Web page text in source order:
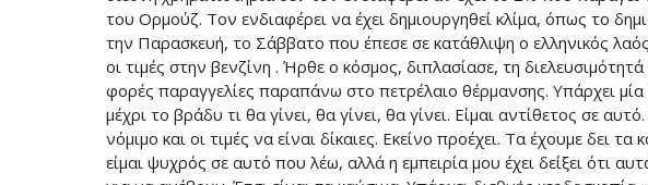
του Ορμούζ. Τον ενδιαφέρει να έχει δημιουργηθεί κλίμα, όπως το
την Παρασκευή, το Σάββατο που έπεσε σε κατάθλιψη ο ελληνικός
οι τιμές στην βενζίνη . Ήρθε ο κόσμος, διπλασίασε, τη
φορές παραγγελίες παραπάνω στο πετρέλαιο θέρμανσης. Υπάρχει
μέχρι το βράδυ τι θα γίνει, θα γίνει, θα γίνει. Είμαι αντίθετος σε
νόμιμο και οι τιμές να είναι δίκαιες. Εκείνο προέχει. Τα έχουμε δει
είμαι ψυχρός σε αυτό που λέω, αλλά η εμπειρία μου έχει δείξει ότι